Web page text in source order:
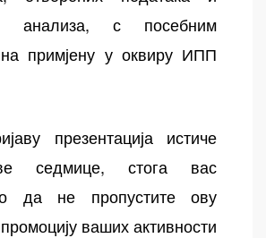
анализа, с посебним
примјену у оквиру ИПП
презентација истиче
седмице, стога вас
да не пропустите ову
ваших активности